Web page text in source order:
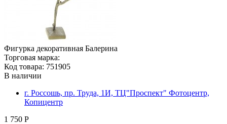
Фигурка декоративная Балерина
Торговая марка:
Код товара: 751905
В наличии
г. Россошь, пр. Труда, 1И, ТЦ"Проспект" Фотоцентр,
Копицентр
1 750 Р